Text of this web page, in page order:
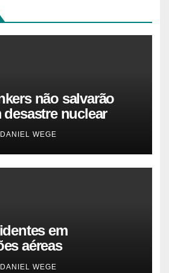
não salvarão
nuclear
DANIEL WEGE
em
aéreas
DANIEL WEGE